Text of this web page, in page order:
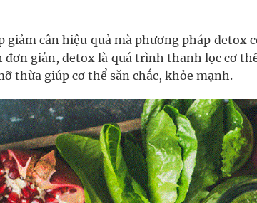
giảm cân hiệu quả mà phương pháp detox
đơn giản, detox là quá trình thanh lọc cơ
thừa giúp cơ thể săn chắc, khỏe mạnh.